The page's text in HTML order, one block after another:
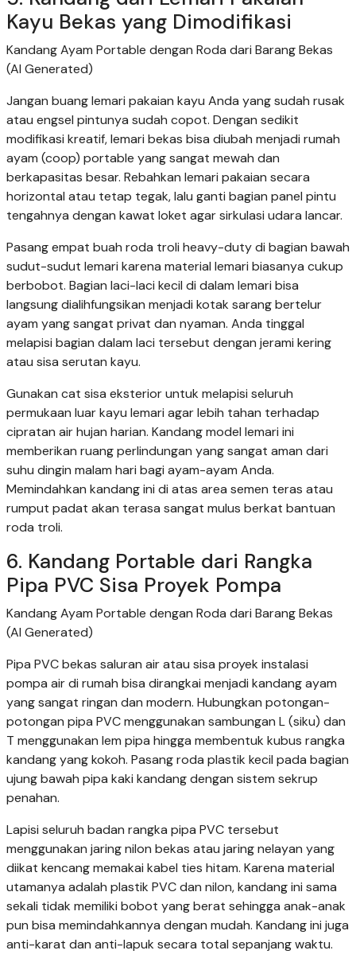
Kayu Bekas yang Dimodifikasi
Kandang Ayam Portable dengan Roda dari Barang Bekas
(AI Generated)
Jangan buang lemari pakaian kayu Anda yang sudah rusak
atau engsel pintunya sudah copot. Dengan sedikit
modifikasi kreatif, lemari bekas bisa diubah menjadi rumah
ayam (coop) portable yang sangat mewah dan
berkapasitas besar. Rebahkan lemari pakaian secara
horizontal atau tetap tegak, lalu ganti bagian panel pintu
tengahnya dengan kawat loket agar sirkulasi udara lancar.
Pasang empat buah roda troli heavy-duty di bagian bawah
sudut-sudut lemari karena material lemari biasanya cukup
berbobot. Bagian laci-laci kecil di dalam lemari bisa
langsung dialihfungsikan menjadi kotak sarang bertelur
ayam yang sangat privat dan nyaman. Anda tinggal
melapisi bagian dalam laci tersebut dengan jerami kering
atau sisa serutan kayu.
Gunakan cat sisa eksterior untuk melapisi seluruh
permukaan luar kayu lemari agar lebih tahan terhadap
cipratan air hujan harian. Kandang model lemari ini
memberikan ruang perlindungan yang sangat aman dari
suhu dingin malam hari bagi ayam-ayam Anda.
Memindahkan kandang ini di atas area semen teras atau
rumput padat akan terasa sangat mulus berkat bantuan
roda troli.
6. Kandang Portable dari Rangka
Pipa PVC Sisa Proyek Pompa
Kandang Ayam Portable dengan Roda dari Barang Bekas
(AI Generated)
Pipa PVC bekas saluran air atau sisa proyek instalasi
pompa air di rumah bisa dirangkai menjadi kandang ayam
yang sangat ringan dan modern. Hubungkan potongan-
potongan pipa PVC menggunakan sambungan L (siku) dan
T menggunakan lem pipa hingga membentuk kubus rangka
kandang yang kokoh. Pasang roda plastik kecil pada bagian
ujung bawah pipa kaki kandang dengan sistem sekrup
penahan.
Lapisi seluruh badan rangka pipa PVC tersebut
menggunakan jaring nilon bekas atau jaring nelayan yang
diikat kencang memakai kabel ties hitam. Karena material
utamanya adalah plastik PVC dan nilon, kandang ini sama
sekali tidak memiliki bobot yang berat sehingga anak-anak
pun bisa memindahkannya dengan mudah. Kandang ini juga
anti-karat dan anti-lapuk secara total sepanjang waktu.